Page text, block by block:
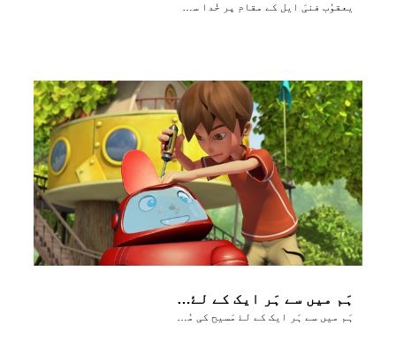
یعقوُب فنیَ ایل کے مقام پر خُدا سے کُشتی لڑتا ہے
ہَم میں سے ہَر ایک کے لۓ مَسیح کی مُحبَت کا پیغام
ہَم میں سے ہَر ایک کے لۓ مَسیح کی مُحبَت کا پیغام